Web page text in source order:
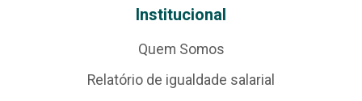
Institucional
Quem Somos
Relatório de igualdade salarial